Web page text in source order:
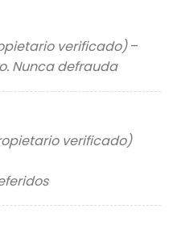
verificado) –
Nunca defrauda
verificado)